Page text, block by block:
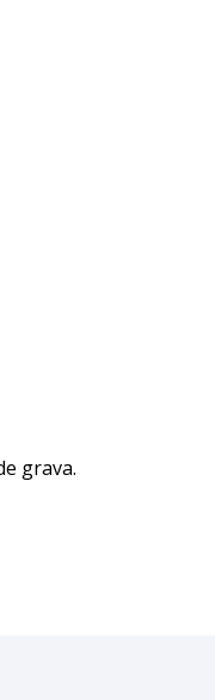
grava.